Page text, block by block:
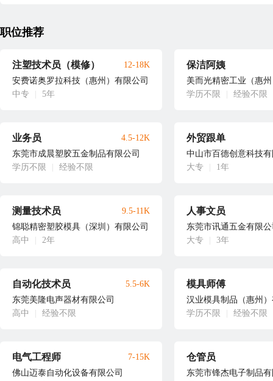
职位推荐
注塑技术员（模修）
安费诺奥罗拉科技（惠州）有限公司
中专
5年
12-18K 保洁阿姨
美而光精密工业（惠
学历不限
经验不限
业务员
东莞市成晨塑胶五金制品有限公司
学历不限
经验不限
4.5-12K 外贸跟单
中山市百德创意科技
大专
1年
测量技术员
锦聪精密塑胶模具（深圳）有限公司
高中
2年
9.5-11K 人事文员
东莞市讯通五金有限
大专
3年
自动化技术员
东莞美隆电声器材有限公司
高中
经验不限
5.5-6K 模具师傅
汉业模具制品（惠州
学历不限
经验不限
电气工程师
佛山迈泰自动化设备有限公司
7-15K 仓管员
东莞市锋杰电子制品